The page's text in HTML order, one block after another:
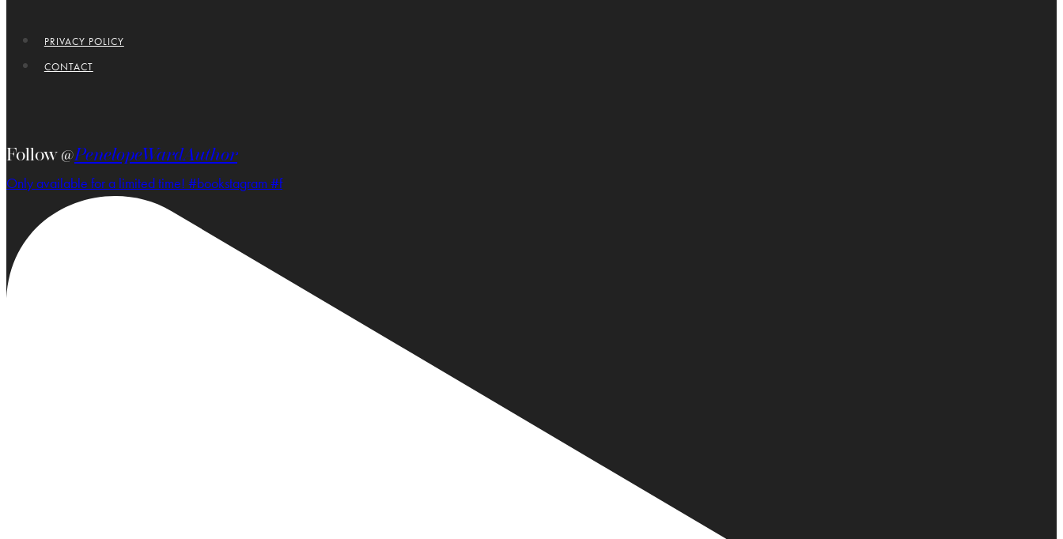
PRIVACY POLICY
CONTACT
Follow @PenelopeWardAuthor
Only available for a limited time! #bookstagram #f